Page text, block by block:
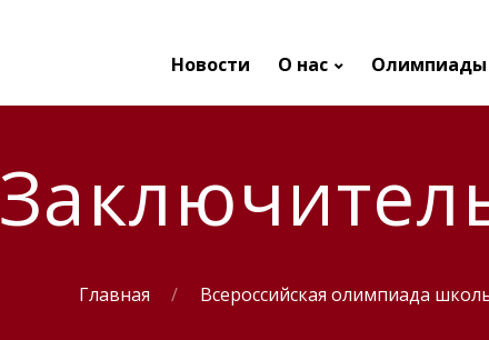
Новости О нас Олимпиады
Главная Всероссийская олимпиада